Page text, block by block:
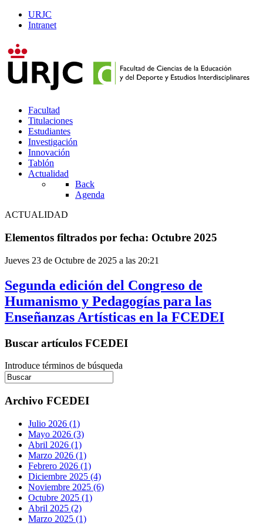
URJC
Intranet
Facultad
Titulaciones
Estudiantes
Investigación
Innovación
Tablón
Actualidad
Back
Agenda
ACTUALIDAD
Elementos filtrados por fecha: Octubre 2025
Jueves 23 de Octubre de 2025 a las 20:21
Segunda edición del Congreso de
Humanismo y Pedagogías para las
Enseñanzas Artísticas en la FCEDEI
Buscar artículos FCEDEI
Introduce términos de búsqueda
Archivo FCEDEI
Julio 2026 (1)
Mayo 2026 (3)
Abril 2026 (1)
Marzo 2026 (1)
Febrero 2026 (1)
Diciembre 2025 (4)
Noviembre 2025 (6)
Octubre 2025 (1)
Abril 2025 (2)
Marzo 2025 (1)